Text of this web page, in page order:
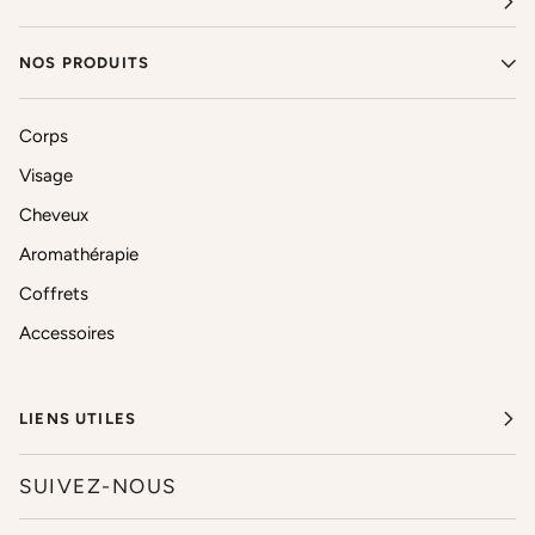
NOS PRODUITS
Corps
Visage
Cheveux
Aromathérapie
Coffrets
Accessoires
LIENS UTILES
SUIVEZ-NOUS